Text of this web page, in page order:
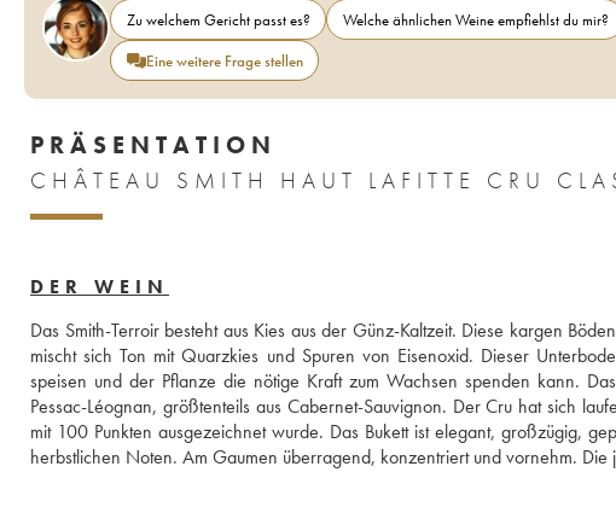
Zu welchem Gericht passt es? Welche ähnlichen Weine empfiehlst du mir?
Eine weitere Frage stellen
PRÄSENTATION
CHÂTEAU SMITH HAUT LAFITTE CRU
DER WEIN
Das Smith-Terroir besteht aus Kies aus der Günz-Kaltzeit. Diese kargen
mischt sich Ton mit Quarzkies und Spuren von Eisenoxid. Dieser
speisen und der Pflanze die nötige Kraft zum Wachsen spenden kann.
Pessac-Léognan, größtenteils aus Cabernet-Sauvignon. Der Cru hat sich
mit 100 Punkten ausgezeichnet wurde. Das Bukett ist elegant, großzügig,
herbstlichen Noten. Am Gaumen überragend, konzentriert und vornehm.